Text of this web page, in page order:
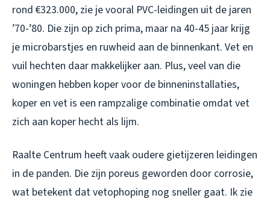
rond €323.000, zie je vooral PVC-leidingen uit de jaren
’70-’80. Die zijn op zich prima, maar na 40-45 jaar krijg
je microbarstjes en ruwheid aan de binnenkant. Vet en
vuil hechten daar makkelijker aan. Plus, veel van die
woningen hebben koper voor de binneninstallaties,
koper en vet is een rampzalige combinatie omdat vet
zich aan koper hecht als lijm.
Raalte Centrum heeft vaak oudere gietijzeren leidingen
in de panden. Die zijn poreus geworden door corrosie,
wat betekent dat vetophoping nog sneller gaat. Ik zie